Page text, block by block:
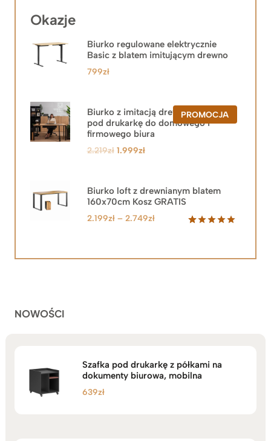
Okazje
Biurko regulowane elektrycznie
Basic z blatem imitującym drewno
799zł
PROMOCJAPRODUKT
W
Biurko z imitacją drewna z szafką
pod drukarkę do domowego i
firmowego biura
2.219zł Pierwotna
2.219zł.
1.999złAktualna
1.999zł.
Biurko loft z drewnianym blatem
160x70cm Kosz GRATIS
2.199zł – 2.749złZakres
2.199zł
NOWOŚCI
Szafka pod drukarkę z półkami na
dokumenty biurowa, mobilna
639zł